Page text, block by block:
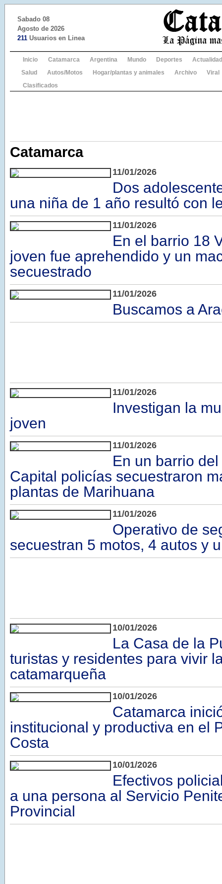
Sabado 08
Agosto de 2026
211 Usuarios en Linea
Inicio Catamarca Argentina Mundo Deportes
Actualidad
Salud
Autos/Motos Hogar/plantas y animales Archivo
Viral
Clasificados
Catamarca
11/01/2026
Dos
una niña de 1 año resultó con
11/01/2026
En el barrio 18
joven fue aprehendido y un
secuestrado
11/01/2026
Buscamos a
11/01/2026
Investigan la
joven
11/01/2026
En un barrio
Capital policías secuestraron
plantas de Marihuana
11/01/2026
Operativo de
secuestran 5 motos, 4 autos y
10/01/2026
La Casa de la
turistas y residentes para vivir
catamarqueña
10/01/2026
Catamarca
institucional y productiva en el
Costa
10/01/2026
Efectivos
a una persona al Servicio
Provincial